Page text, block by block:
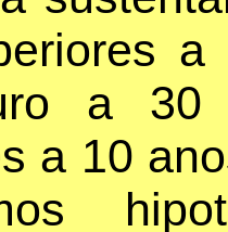
a 30
a 10